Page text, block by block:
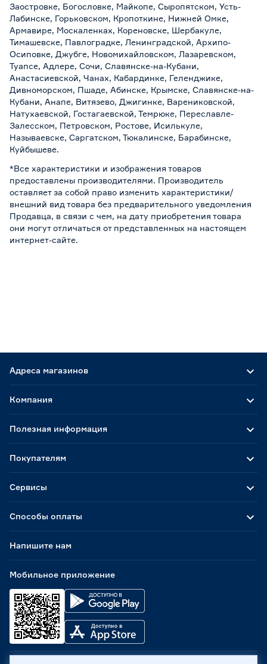
Заостровке, Богословке, Майкопе, Сыропятском, Усть-
Лабинске, Горьковском, Кропоткине, Нижней Омке,
Армавире, Москаленках, Кореновске, Шербакуле,
Тимашевске, Павлоградке, Ленинградской, Архипо-
Осиповке, Джубге, Новомихайловском, Лазаревском,
Туапсе, Адлере, Сочи, Славянске-на-Кубани,
Анастасиевской, Чанах, Кабардинке, Геленджике,
Дивноморском, Пшаде, Абинске, Крымске, Славянске-на-
Кубани, Анапе, Витязево, Джигинке, Варениковской,
Натухаевской, Гостагаевской, Темрюке, Переславле-
Залесском, Петровском, Ростове, Исилькуле,
Называевске, Саргатском, Тюкалинске, Барабинске,
Куйбышеве.
*Все характеристики и изображения товаров
предоставлены производителями. Производитель
оставляет за собой право изменить характеристики/
внешний вид товара без предварительного уведомления
Продавца, в связи с чем, на дату приобретения товара
они могут отличаться от представленных на настоящем
интернет-сайте.
Адреса магазинов
Способы оплаты
Мобильное приложение
Компания
Полезная информация
Покупателям
Сервисы
Напишите нам